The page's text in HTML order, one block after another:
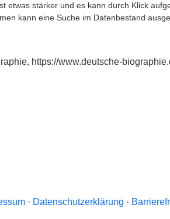
etwas stärker und es kann durch Klick
kann eine Suche im Datenbestand
https://www.deutsche-
· Datenschutzerklärung ·